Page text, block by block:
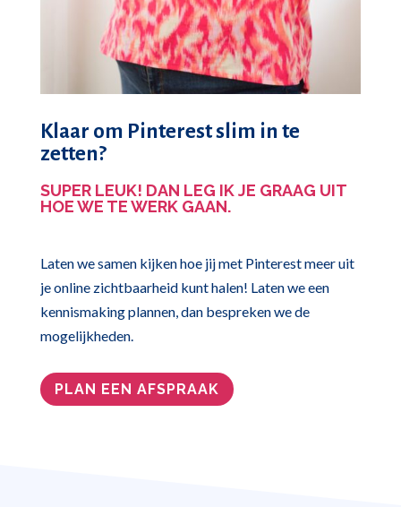
Klaar om Pinterest slim in te
zetten?
SUPER LEUK! DAN LEG IK JE GRAAG UIT
HOE WE TE WERK GAAN.
Laten we samen kijken hoe jij met Pinterest meer uit
je online zichtbaarheid kunt halen! Laten we een
kennismaking plannen, dan bespreken we de
mogelijkheden.
PLAN EEN AFSPRAAK